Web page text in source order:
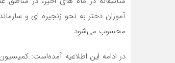
آموزان دختر به نحو زنجیره ای و
محسوب می‌شود.
در ادامه این اطلاعیه آمده‌است: